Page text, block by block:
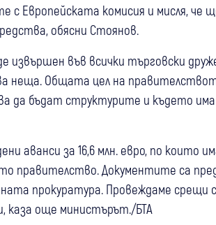
с Европейската комисия и мисля, че
обясни Стоянов.
извършен във всички търговски
неща. Общата цел на
да бъдат структурите и където
аванси за 16,6 млн. евро, по които
правителство. Документите са
прокуратура. Провеждаме
каза още министърът./БТА